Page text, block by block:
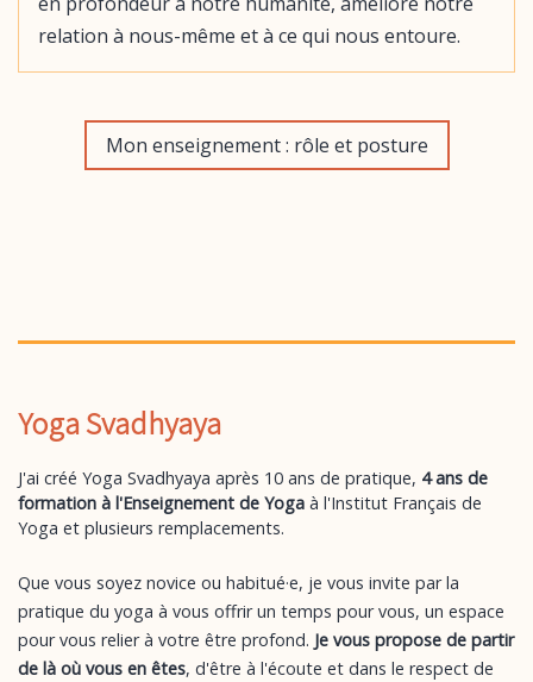
relation à nous-même et à ce qui nous entoure.
Mon enseignement : rôle et posture
Yoga Svadhyaya
J'ai créé Yoga Svadhyaya après 10 ans de pratique, 4 ans de
formation à l'Enseignement de Yoga à l'Institut Français de
Yoga et plusieurs remplacements.
Que vous soyez novice ou habitué·e, je vous invite par la
pratique du yoga à vous offrir un temps pour vous, un espace
pour vous relier à votre être profond. Je vous propose de partir
de là où vous en êtes, d'être à l'écoute et dans le respect de